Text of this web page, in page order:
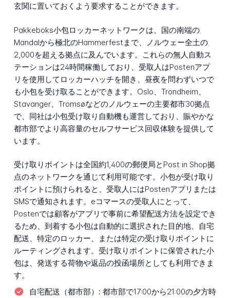
玄関に置いておくよう要求することができます。
Pakkeboks小包ロッカーネットワークは、国の南端の
Mandalから極北のHammerfestまで、ノルウェー全土の
2,000を超える拠点に及んでいます。これらの無人自動ス
テーションは24時間稼働しており、受取人はPostenアプ
リを使用してロッカーハッチを開き、昼夜を問わずいつで
も小包を受け取ることができます。Oslo、Trondheim、
Stavanger、Tromsøなどのノルウェーの主要都市30拠点
で、同社は小包受け取り自動機も運営しており、賑やかな
都市部でより高容量のセルフサービス回収体験を提供して
います。
受け取りポイントは全国約1,400の郵便局とPost in Shop拠
点のネットワークを通じて利用可能です。小包が受け取り
ポイントに預けられると、受取人にはPostenアプリまたは
SMSで通知されます。eコマースの受取人にとって、
Postenでは顧客がアプリで事前に希望配送方法を設定でき
るため、到着する小包は自動的に選択された目的地、自宅
配送、特定のロッカー、または特定の受け取りポイントに
ルーティングされます。受け取りポイントに保管された小
包は、発送する荷物や返品の投函場所としても利用できま
す。
自宅配送（都市部）: 都市部で17:00から21:00の夕方時